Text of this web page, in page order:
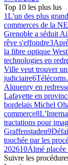
Top 10 les plus lus
1L'un des plus
commerces de la
Grenoble a séduit
rêve s'effondre3
la fibre optique
technologies en
Ville veut trouver un
judiciaire6
Alquenry en
Lafayette en
bordelais Michel
commerce8
tractations pour
Graffenstaden9
touchée par les
202610Almé placée
Suivre les